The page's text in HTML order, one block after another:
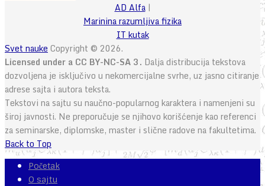
AD Alfa|
Marinina razumljiva fizika
IT kutak
Svet nauke Copyright © 2026.
Licensed under a CC BY-NC-SA 3. Dalja distribucija tekstova
dozvoljena je isključivo u nekomercijalne svrhe, uz jasno citiranje
adrese sajta i autora teksta.
Tekstovi na sajtu su naučno-popularnog karaktera i namenjeni su
široj javnosti. Ne preporučuje se njihovo korišćenje kao referenci
za seminarske, diplomske, master i slične radove na fakultetima.
Back to Top
Početak
O sajtu